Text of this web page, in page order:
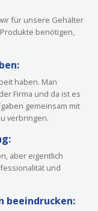
für unsere Gehälter
benötigen,
haben. Man
Firma und da ist es
gemeinsam mit
verbringen.
aber eigentlich
und
beeindrucken: